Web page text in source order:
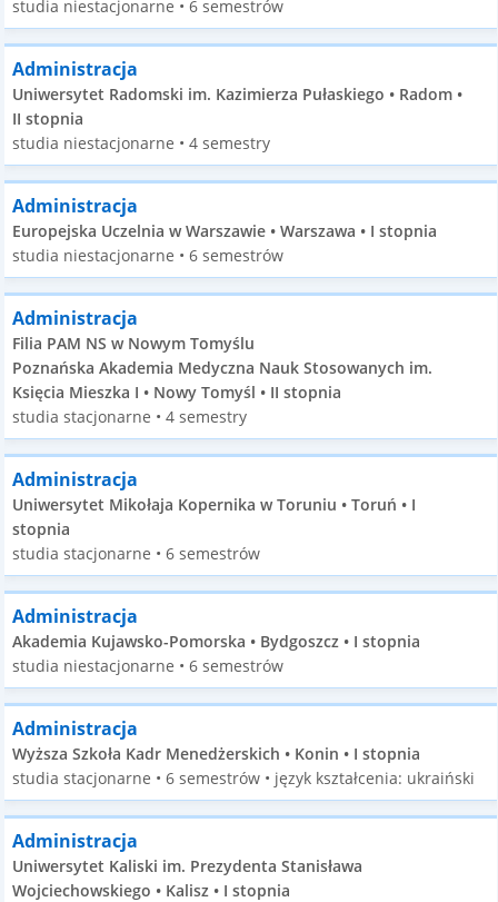
studia niestacjonarne • 6 semestrów
Administracja
Uniwersytet Radomski im. Kazimierza Pułaskiego • Radom •
II stopnia
studia niestacjonarne • 4 semestry
Administracja
Europejska Uczelnia w Warszawie • Warszawa • I stopnia
studia niestacjonarne • 6 semestrów
Administracja
Filia PAM NS w Nowym Tomyślu
Poznańska Akademia Medyczna Nauk Stosowanych im.
Księcia Mieszka I • Nowy Tomyśl • II stopnia
studia stacjonarne • 4 semestry
Administracja
Uniwersytet Mikołaja Kopernika w Toruniu • Toruń • I
stopnia
studia stacjonarne • 6 semestrów
Administracja
Akademia Kujawsko-Pomorska • Bydgoszcz • I stopnia
studia niestacjonarne • 6 semestrów
Administracja
Wyższa Szkoła Kadr Menedżerskich • Konin • I stopnia
studia stacjonarne • 6 semestrów • język kształcenia: ukraiński
Administracja
Uniwersytet Kaliski im. Prezydenta Stanisława
Wojciechowskiego • Kalisz • I stopnia